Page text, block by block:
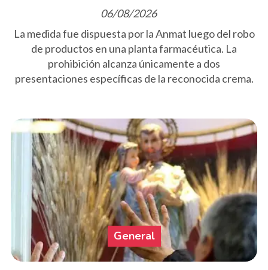
06/08/2026
La medida fue dispuesta por la Anmat luego del robo
de productos en una planta farmacéutica. La
prohibición alcanza únicamente a dos
presentaciones específicas de la reconocida crema.
General